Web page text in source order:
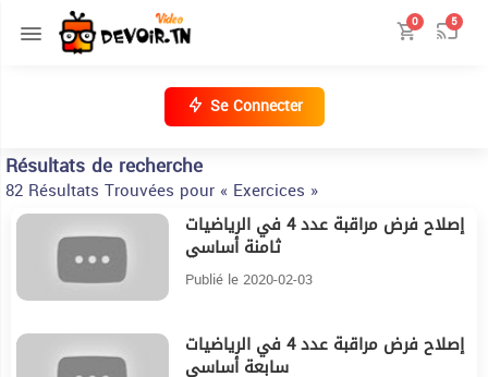
0 5
Se Connecter
Résultats de recherche
82 Résultats Trouvées pour « Exercices »
إصلاح فرض مراقبة عدد 4 في الرياضيات
ثامنة أساسي
Publié le 2020-02-03
إصلاح فرض مراقبة عدد 4 في الرياضيات
سابعة أساسي